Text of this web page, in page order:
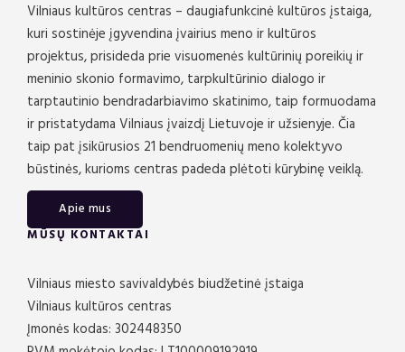
Vilniaus kultūros centras – daugiafunkcinė kultūros įstaiga,
kuri sostinėje įgyvendina įvairius meno ir kultūros
projektus, prisideda prie visuomenės kultūrinių poreikių ir
meninio skonio formavimo, tarpkultūrinio dialogo ir
tarptautinio bendradarbiavimo skatinimo, taip formuodama
ir pristatydama Vilniaus įvaizdį Lietuvoje ir užsienyje. Čia
taip pat įsikūrusios 21 bendruomenių meno kolektyvo
būstinės, kurioms centras padeda plėtoti kūrybinę veiklą.
Apie mus
MŪSŲ KONTAKTAI
Vilniaus miesto savivaldybės biudžetinė įstaiga
Vilniaus kultūros centras
Įmonės kodas: 302448350